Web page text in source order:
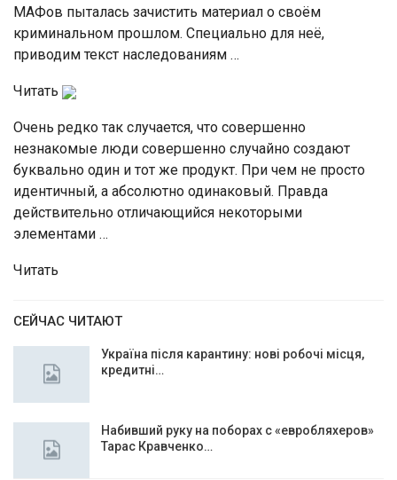
МАФов пыталась зачистить материал о своём
криминальном прошлом. Специально для неё,
приводим текст наследованиям …
Читать
Очень редко так случается, что совершенно
незнакомые люди совершенно случайно создают
буквально один и тот же продукт. При чем не просто
идентичный, а абсолютно одинаковый. Правда
действительно отличающийся некоторыми
элементами …
Читать
СЕЙЧАС ЧИТАЮТ
Україна після карантину: нові робочі місця,
кредитні…
Набивший руку на поборах с «евробляхеров»
Тарас Кравченко…